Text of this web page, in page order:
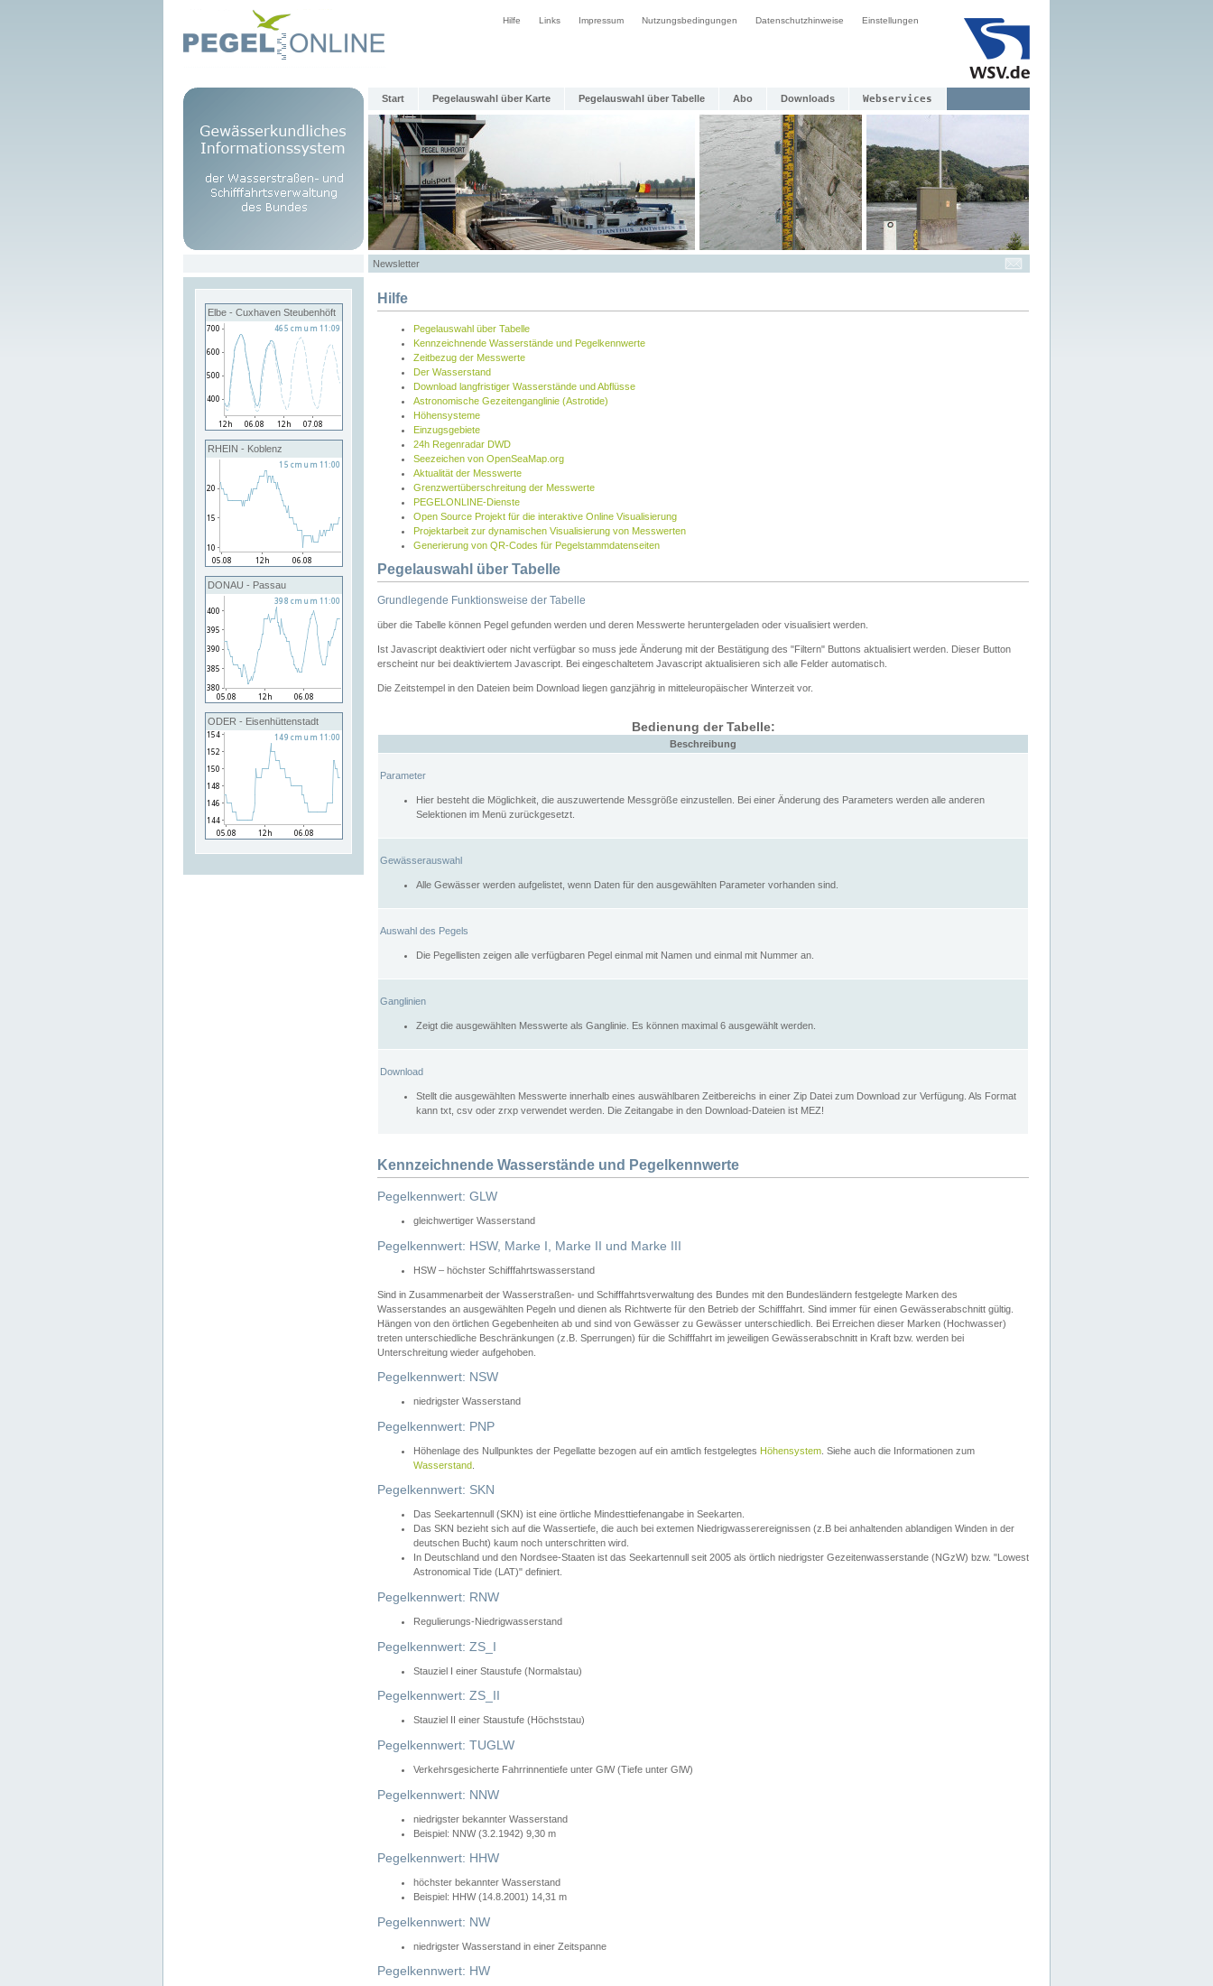
Hilfe Links Impressum Nutzungsbedingungen Datenschutzhinweise Einstellungen
Start Pegelauswahl über Karte Pegelauswahl über Tabelle Abo Downloads Webservices
Newsletter
Elbe - Cuxhaven Steubenhöft
RHEIN - Koblenz
DONAU - Passau
ODER - Eisenhüttenstadt
Hilfe
Pegelauswahl über Tabelle
Kennzeichnende Wasserstände und Pegelkennwerte
Zeitbezug der Messwerte
Der Wasserstand
Download langfristiger Wasserstände und Abflüsse
Astronomische Gezeitenganglinie (Astrotide)
Höhensysteme
Einzugsgebiete
24h Regenradar DWD
Seezeichen von OpenSeaMap.org
Aktualität der Messwerte
Grenzwertüberschreitung der Messwerte
PEGELONLINE-Dienste
Open Source Projekt für die interaktive Online Visualisierung
Projektarbeit zur dynamischen Visualisierung von Messwerten
Generierung von QR-Codes für Pegelstammdatenseiten
Pegelauswahl über Tabelle
Grundlegende Funktionsweise der Tabelle
über die Tabelle können Pegel gefunden werden und deren Messwerte heruntergeladen oder visualisiert werden.
Ist Javascript deaktiviert oder nicht verfügbar so muss jede Änderung mit der Bestätigung des "Filtern" Buttons aktualisiert werden. Dieser Button
erscheint nur bei deaktiviertem Javascript. Bei eingeschaltetem Javascript aktualisieren sich alle Felder automatisch.
Die Zeitstempel in den Dateien beim Download liegen ganzjährig in mitteleuropäischer Winterzeit vor.
Bedienung der Tabelle:
Beschreibung
Parameter
Hier besteht die Möglichkeit, die auszuwertende Messgröße einzustellen. Bei einer Änderung des Parameters werden alle anderen
Selektionen im Menü zurückgesetzt.
Gewässerauswahl
Alle Gewässer werden aufgelistet, wenn Daten für den ausgewählten Parameter vorhanden sind.
Auswahl des Pegels
Die Pegellisten zeigen alle verfügbaren Pegel einmal mit Namen und einmal mit Nummer an.
Ganglinien
Zeigt die ausgewählten Messwerte als Ganglinie. Es können maximal 6 ausgewählt werden.
Download
Stellt die ausgewählten Messwerte innerhalb eines auswählbaren Zeitbereichs in einer Zip Datei zum Download zur Verfügung. Als Format
kann txt, csv oder zrxp verwendet werden. Die Zeitangabe in den Download-Dateien ist MEZ!
Kennzeichnende Wasserstände und Pegelkennwerte
Pegelkennwert: GLW
gleichwertiger Wasserstand
Pegelkennwert: HSW, Marke I, Marke II und Marke III
HSW – höchster Schifffahrtswasserstand
Sind in Zusammenarbeit der Wasserstraßen- und Schifffahrtsverwaltung des Bundes mit den Bundesländern festgelegte Marken des
Wasserstandes an ausgewählten Pegeln und dienen als Richtwerte für den Betrieb der Schifffahrt. Sind immer für einen Gewässerabschnitt gültig.
Hängen von den örtlichen Gegebenheiten ab und sind von Gewässer zu Gewässer unterschiedlich. Bei Erreichen dieser Marken (Hochwasser)
treten unterschiedliche Beschränkungen (z.B. Sperrungen) für die Schifffahrt im jeweiligen Gewässerabschnitt in Kraft bzw. werden bei
Unterschreitung wieder aufgehoben.
Pegelkennwert: NSW
niedrigster Wasserstand
Pegelkennwert: PNP
Höhenlage des Nullpunktes der Pegellatte bezogen auf ein amtlich festgelegtes Höhensystem . Siehe auch die Informationen zum
Wasserstand
Pegelkennwert: SKN
Das Seekartennull (SKN) ist eine örtliche Mindesttiefenangabe in Seekarten.
Das SKN bezieht sich auf die Wassertiefe, die auch bei extemen Niedrigwasserereignissen (z.B bei anhaltenden ablandigen Winden in der
deutschen Bucht) kaum noch unterschritten wird.
In Deutschland und den Nordsee-Staaten ist das Seekartennull seit 2005 als örtlich niedrigster Gezeitenwasserstande (NGzW) bzw. "Lowest
Astronomical Tide (LAT)" definiert.
Pegelkennwert: RNW
Regulierungs-Niedrigwasserstand
Pegelkennwert: ZS_I
Stauziel I einer Staustufe (Normalstau)
Pegelkennwert: ZS_II
Stauziel II einer Staustufe (Höchststau)
Pegelkennwert: TUGLW
Verkehrsgesicherte Fahrrinnentiefe unter GlW (Tiefe unter GlW)
Pegelkennwert: NNW
niedrigster bekannter Wasserstand
Beispiel: NNW (3.2.1942) 9,30 m
Pegelkennwert: HHW
höchster bekannter Wasserstand
Beispiel: HHW (14.8.2001) 14,31 m
Pegelkennwert: NW
niedrigster Wasserstand in einer Zeitspanne
Pegelkennwert: HW